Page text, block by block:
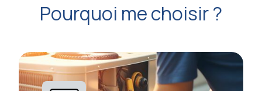
Pourquoi me choisir ?